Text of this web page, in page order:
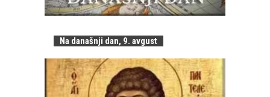
Na današnji dan, 9. avgust